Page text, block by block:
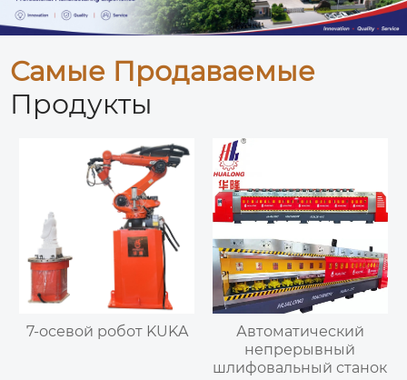
Самые Продаваемые
Продукты
7-осевой робот KUKA
Автоматический
непрерывный
шлифовальный станок